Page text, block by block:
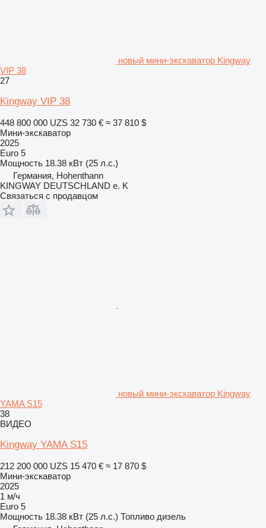
новый мини-экскаватор Kingway
VIP 38
27
Kingway VIP 38
448 800 000 UZS 32 730 € ≈ 37 810 $
Мини-экскаватор
2025
Euro 5
Мощность 18.38 кВт (25 л.с.)
Германия, Hohenthann
KINGWAY DEUTSCHLAND e. K
Связаться с продавцом
новый мини-экскаватор Kingway
YAMA S15
38
ВИДЕО
Kingway YAMA S15
212 200 000 UZS 15 470 € ≈ 17 870 $
Мини-экскаватор
2025
1 м/ч
Euro 5
Мощность 18.38 кВт (25 л.с.) Топливо дизель